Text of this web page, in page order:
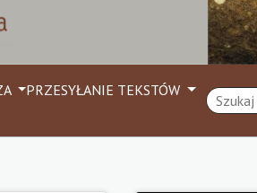
PRZESYŁANIE TEKSTÓW